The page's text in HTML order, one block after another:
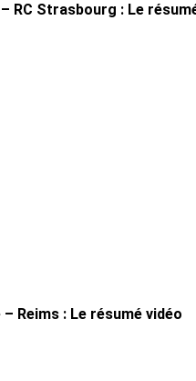
RC Strasbourg : Le
– Reims : Le résumé vidéo